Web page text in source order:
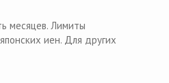
месяцев. Лимиты
иен. Для других